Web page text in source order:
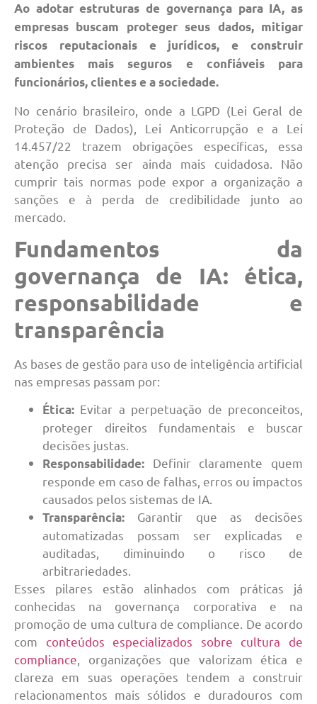
Ao adotar estruturas de governança para IA, as
empresas buscam proteger seus dados, mitigar
riscos reputacionais e jurídicos, e construir
ambientes mais seguros e confiáveis para
funcionários, clientes e a sociedade.
No cenário brasileiro, onde a LGPD (Lei Geral de
Proteção de Dados), Lei Anticorrupção e a Lei
14.457/22 trazem obrigações específicas, essa
atenção precisa ser ainda mais cuidadosa. Não
cumprir tais normas pode expor a organização a
sanções e à perda de credibilidade junto ao
mercado.
Fundamentos da
governança de IA: ética,
responsabilidade e
transparência
As bases de gestão para uso de inteligência artificial
nas empresas passam por:
Ética: Evitar a perpetuação de preconceitos,
proteger direitos fundamentais e buscar
decisões justas.
Responsabilidade: Definir claramente quem
responde em caso de falhas, erros ou impactos
causados pelos sistemas de IA.
Transparência: Garantir que as decisões
automatizadas possam ser explicadas e
auditadas, diminuindo o risco de
arbitrariedades.
Esses pilares estão alinhados com práticas já
conhecidas na governança corporativa e na
promoção de uma cultura de compliance. De acordo
com conteúdos especializados sobre cultura de
compliance, organizações que valorizam ética e
clareza em suas operações tendem a construir
relacionamentos mais sólidos e duradouros com